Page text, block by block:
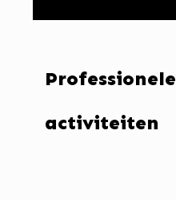
Professionele
activiteiten